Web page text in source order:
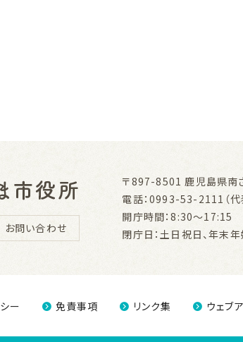
お問い合わせ
〒897-8501鹿児島県南
電話：0993-53-2111（代
開庁時間：8:30～17:15
閉庁日：土日祝日、年末
ー 免責事項 リンク集 ウェブ